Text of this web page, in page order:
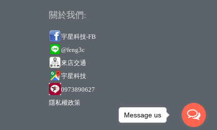
關於我們:
宇星科技-FB
@feng3c
來店交通
宇星科技
0973890627
隱私權政策
Message us